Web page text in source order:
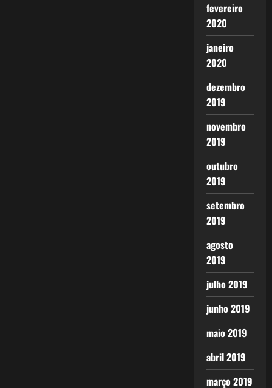
fevereiro
2020
janeiro
2020
dezembro
2019
novembro
2019
outubro
2019
setembro
2019
agosto
2019
julho 2019
junho 2019
maio 2019
abril 2019
março 2019